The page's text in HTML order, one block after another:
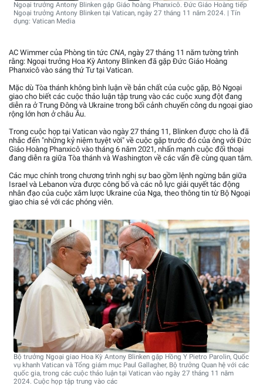
Ngoại trưởng Antony Blinken gặp Giáo hoàng Phanxicô. Đức Giáo Hoàng tiếp
Ngoại trưởng Antony Blinken tại Vatican, ngày 27 tháng 11 năm 2024. | Tín
dụng: Vatican Media
AC Wimmer của Phòng tin tức CNA, ngày 27 tháng 11 năm tường trình
rằng: Ngoại trưởng Hoa Kỳ Antony Blinken đã gặp Đức Giáo Hoàng
Phanxicô vào sáng thứ Tư tại Vatican.
Mặc dù Tòa thánh không bình luận về bản chất của cuộc gặp, Bộ Ngoại
giao cho biết các cuộc thảo luận tập trung vào các cuộc xung đột đang
diễn ra ở Trung Đông và Ukraine trong bối cảnh chuyến công du ngoại giao
rộng lớn hơn ở châu Âu.
Trong cuộc họp tại Vatican vào ngày 27 tháng 11, Blinken được cho là đã
nhắc đến "những kỷ niệm tuyệt vời" về cuộc gặp trước đó của ông với Đức
Giáo Hoàng Phanxicô vào tháng 6 năm 2021, nhấn mạnh cuộc đối thoại
đang diễn ra giữa Tòa thánh và Washington về các vấn đề cùng quan tâm.
Các mục chính trong chương trình nghị sự bao gồm lệnh ngừng bắn giữa
Israel và Lebanon vừa được công bố và các nỗ lực giải quyết tác động
nhân đạo của cuộc xâm lược Ukraine của Nga, theo thông tin từ Bộ Ngoại
giao chia sẻ với các phóng viên.
Bộ trưởng Ngoại giao Hoa Kỳ Antony Blinken gặp Hồng Y Pietro Parolin, Quốc
vụ khanh Vatican và Tổng giám mục Paul Gallagher, Bộ trưởng Quan hệ với các
quốc gia, trong các cuộc thảo luận tại Vatican vào ngày 27 tháng 11 năm
2024. Cuộc họp tập trung vào các